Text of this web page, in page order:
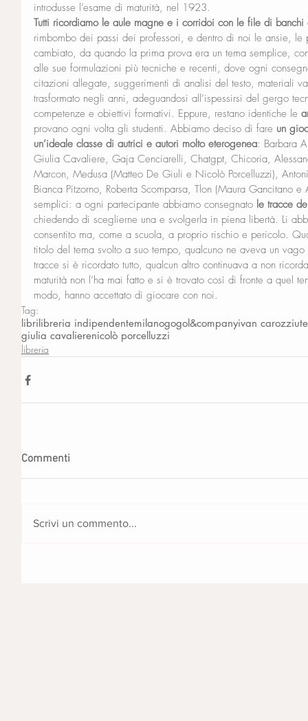
introdusse l’esame di maturità, nel 1923.
Tutti ricordiamo le aule magne e i corridoi con le file di banchi
rimbombo dei passi dei professori, e dentro di noi le ansie,
cambiato, da quando la prima prova era un tema semplice,
alle sue formulazioni più tecniche e recenti, dove ogni
citazioni allegate, suggerimenti di analisi del testo, materiali
trasformato negli anni, adeguandosi all’ispessirsi del gergo
competenze e obiettivi formativi. Eppure, restano identiche le
provano ogni volta gli studenti. Abbiamo deciso di fare un
un’ideale classe di autrici e autori molto eterogenea: Barbara
Giulia Cavaliere, Gaja Cenciarelli, Chatgpt, Chicoria,
Marcon, Medusa (Matteo De Giuli e Nicolò Porcelluzzi),
Bianca Pitzorno, Roberta Scomparsa, Tlon (Maura Gancitano
semplici: a ogni partecipante abbiamo consegnato le tracce
chiedendo di sceglierne una e svolgerla in piena libertà. Li
consentito ma, come a scuola, a proprio rischio e pericolo.
titolo del tema svolto a suo tempo, qualcuno ne aveva un
tracce si è ricordato tutto, qualcun altro continuava a non
maturità non l’ha mai fatto e si è trovato così di fronte a quel
modo, hanno accettato di giocare con noi.
Tag:
librilibreria indipendentemilanogogol&companyivan carozzi
giulia cavalierenicolò porcelluzzi
libreria
Commenti
Scrivi un commento...